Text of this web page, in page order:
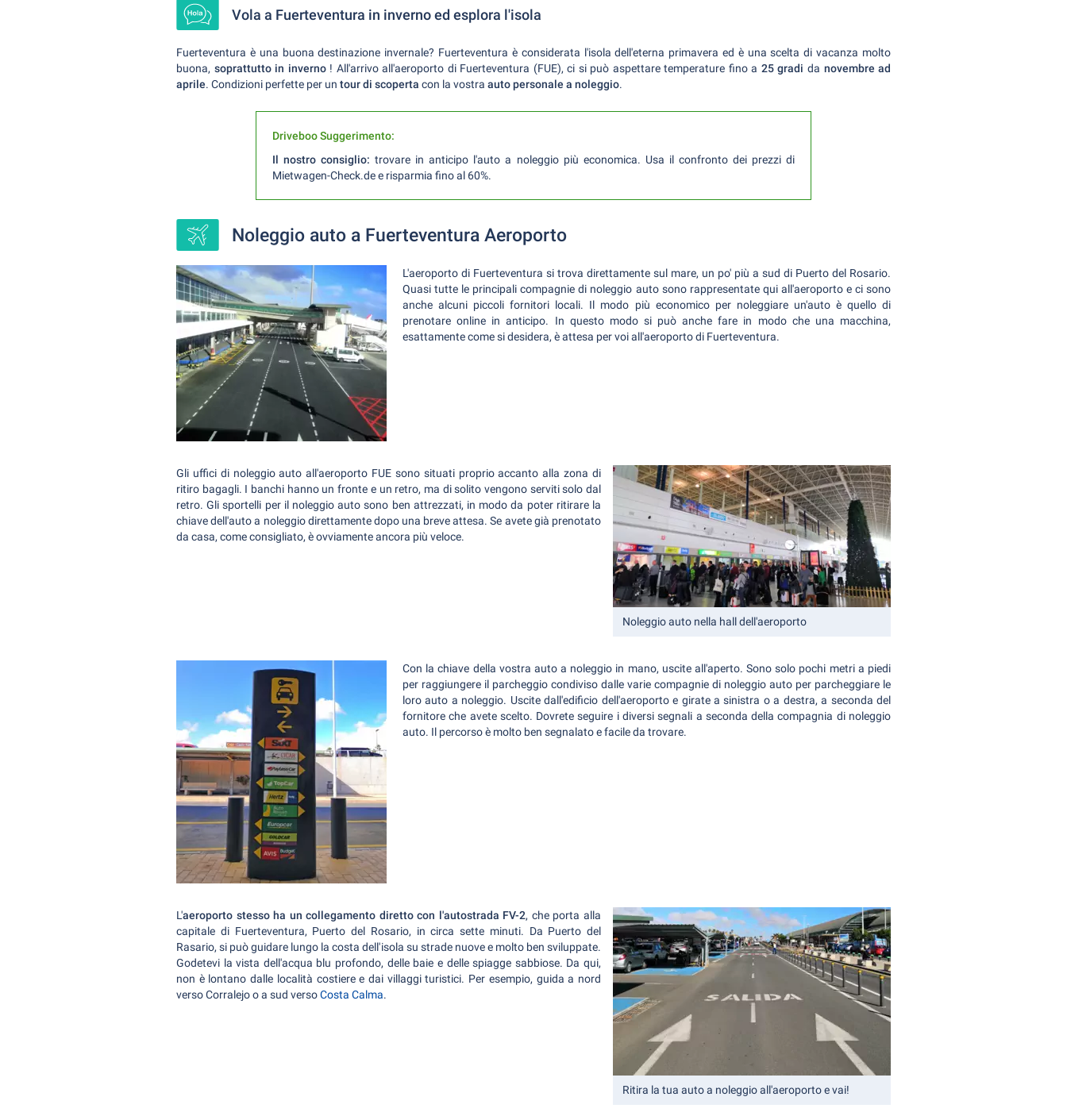
Vola a Fuerteventura in inverno ed esplora l'isola
Fuerteventura è una buona destinazione invernale? Fuerteventura è considerata l'isola dell'eterna primavera ed è una scelta di vacanza molto
buona, soprattutto in inverno ! All'arrivo all'aeroporto di Fuerteventura (FUE), ci si può aspettare temperature fino a 25 gradi da novembre ad
aprile. Condizioni perfette per un tour di scoperta con la vostra auto personale a noleggio.
Driveboo Suggerimento:
Il nostro consiglio:trovare in anticipo l'auto a noleggio più economica. Usa il confronto dei prezzi di
Mietwagen-Check.de e risparmia fino al 60%.
Noleggio auto a Fuerteventura Aeroporto
L'aeroporto di Fuerteventura si trova direttamente sul mare, un po' più a sud di Puerto del Rosario.
Quasi tutte le principali compagnie di noleggio auto sono rappresentate qui all'aeroporto e ci sono
anche alcuni piccoli fornitori locali. Il modo più economico per noleggiare un'auto è quello di
prenotare online in anticipo. In questo modo si può anche fare in modo che una macchina,
esattamente come si desidera, è attesa per voi all'aeroporto di Fuerteventura.
Noleggio auto nella hall dell'aeroporto
Gli uffici di noleggio auto all'aeroporto FUE sono situati proprio accanto alla zona di
ritiro bagagli. I banchi hanno un fronte e un retro, ma di solito vengono serviti solo dal
retro. Gli sportelli per il noleggio auto sono ben attrezzati, in modo da poter ritirare la
chiave dell'auto a noleggio direttamente dopo una breve attesa. Se avete già prenotato
da casa, come consigliato, è ovviamente ancora più veloce.
Con la chiave della vostra auto a noleggio in mano, uscite all'aperto. Sono solo pochi metri a piedi
per raggiungere il parcheggio condiviso dalle varie compagnie di noleggio auto per parcheggiare le
loro auto a noleggio. Uscite dall'edificio dell'aeroporto e girate a sinistra o a destra, a seconda del
fornitore che avete scelto. Dovrete seguire i diversi segnali a seconda della compagnia di noleggio
auto. Il percorso è molto ben segnalato e facile da trovare.
Ritira la tua auto a noleggio all'aeroporto e vai!
L'aeroporto stesso ha un collegamento diretto con l'autostrada FV-2, che porta alla
capitale di Fuerteventura, Puerto del Rosario, in circa sette minuti. Da Puerto del
Rasario, si può guidare lungo la costa dell'isola su strade nuove e molto ben sviluppate.
Godetevi la vista dell'acqua blu profondo, delle baie e delle spiagge sabbiose. Da qui,
non è lontano dalle località costiere e dai villaggi turistici. Per esempio, guida a nord
verso Corralejo o a sud versoCosta Calma.